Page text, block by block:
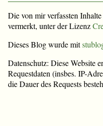
Die von mir verfassten
vermerkt, unter der Lizenz
Dieses Blog wurde mit
Datenschutz: Diese Website
Requestdaten (insbes. IP-
die Dauer des Requests